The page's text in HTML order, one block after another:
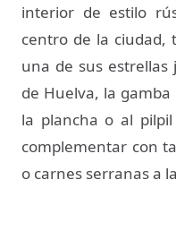
interior de estilo
centro de la ciudad,
una de sus estrellas
de Huelva, la
la plancha o al
complementar con
o carnes serranas a